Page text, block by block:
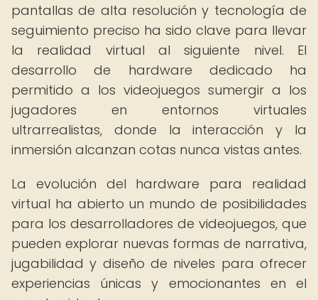
pantallas de alta resolución y tecnología de
seguimiento preciso ha sido clave para llevar
la realidad virtual al siguiente nivel. El
desarrollo de hardware dedicado ha
permitido a los videojuegos sumergir a los
jugadores en entornos virtuales
ultrarrealistas, donde la interacción y la
inmersión alcanzan cotas nunca vistas antes.
La evolución del hardware para realidad
virtual ha abierto un mundo de posibilidades
para los desarrolladores de videojuegos, que
pueden explorar nuevas formas de narrativa,
jugabilidad y diseño de niveles para ofrecer
experiencias únicas y emocionantes en el